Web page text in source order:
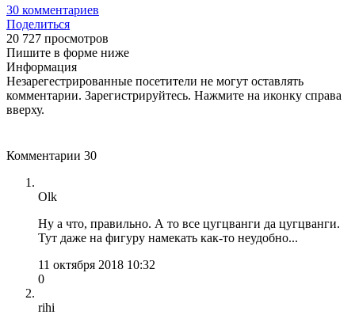
30 комментариев
Поделиться
20 727 просмотров
Пишите в форме ниже
Информация
Незарегестрированные посетители не могут оставлять
комментарии. Зарегистрируйтесь. Нажмите на иконку справа
вверху.
Комментарии 30
Olk
Ну а что, правильно. А то все цугцванги да цугцванги.
Тут даже на фигуру намекать как-то неудобно...
11 октября 2018 10:32
0
rihi